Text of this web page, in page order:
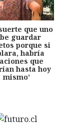
que uno
guardar
porque si
habría
que
hasta hoy
mismo'